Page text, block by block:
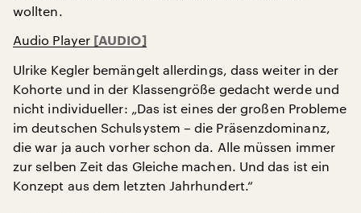
wollten.
Audio Player
Ulrike Kegler bemängelt allerdings, dass weiter in der
Kohorte und in der Klassengröße gedacht werde und
nicht individueller: „Das ist eines der großen Probleme
im deutschen Schulsystem – die Präsenzdominanz,
die war ja auch vorher schon da. Alle müssen immer
zur selben Zeit das Gleiche machen. Und das ist ein
Konzept aus dem letzten Jahrhundert.“